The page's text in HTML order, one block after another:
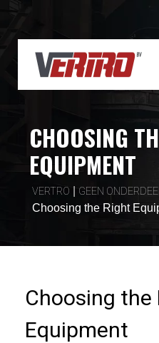
CHOOSING
EQUIPMENT
VERTRO GEEN
Choosing the Right
Choosing the
Equipment